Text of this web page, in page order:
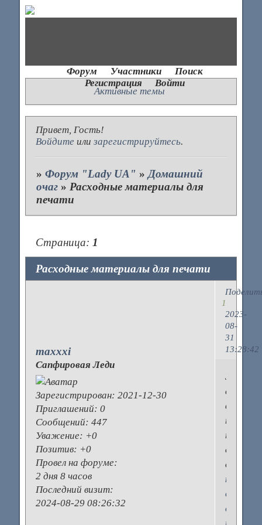
Форум Участники
Поиск
Регистрация
Войти
Активные темы
Привет, Гость!
Войдите или зарегистрируйтесь.
»Форум "Lady UA" » Домашний
очаг » Расходные материалы для
печати
Расходные материалы для печати
Страница:1
1
2023-
08-
31
13:28:42
maxxxi
Сапфировая Леди
Зарегистрирован: 2021-12-30
Приглашений: 0
Сообщений: 447
Уважение: +0
Позитив: +0
Провел на форуме:
2 дня 8 часов
Последний визит:
2024-08-29 08:26:32
Здесь
есть
вся
техника
для
офиса
для